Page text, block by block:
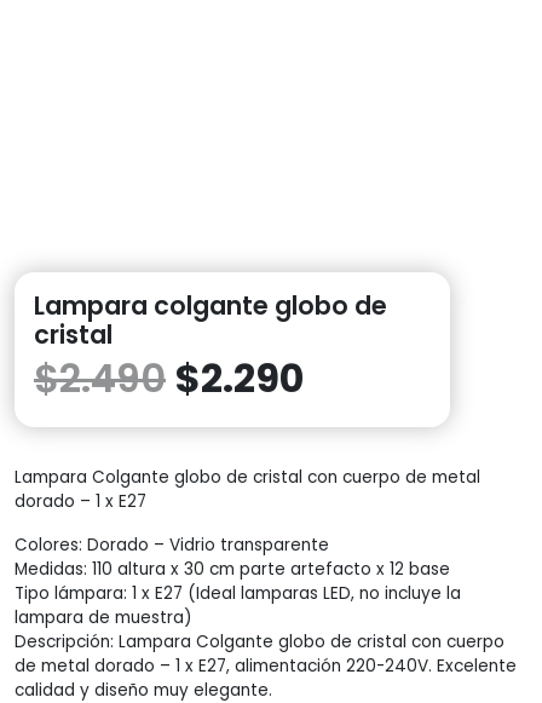
Lampara colgante globo de
cristal
$2.490 $2.290
Lampara Colgante globo de cristal con cuerpo de metal
dorado – 1 x E27
Colores: Dorado – Vidrio transparente
Medidas: 110 altura x 30 cm parte artefacto x 12 base
Tipo lámpara: 1 x E27 (Ideal lamparas LED, no incluye la
lampara de muestra)
Descripción: Lampara Colgante globo de cristal con cuerpo
de metal dorado – 1 x E27, alimentación 220-240V. Excelente
calidad y diseño muy elegante.